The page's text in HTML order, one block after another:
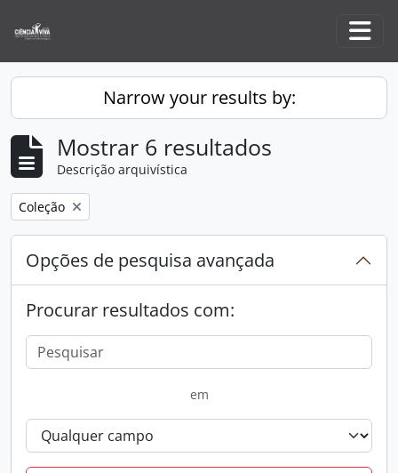
Narrow your results by:
Mostrar 6 resultados
Descrição arquivística
Remove filter:
Coleção
Opções de pesquisa avançada
Procurar resultados com:
em